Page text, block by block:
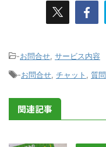
-お問合せ, サービス内容
-お問合せ, チャット , 質問
関連記事